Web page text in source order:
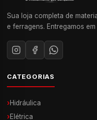
Sua loja completa de
e ferragens. Entregamos
CATEGORIAS
›Hidráulica
›Elétrica